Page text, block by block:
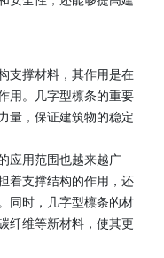
支撑材料，其作用是在
用。几字型檩条的重要
量，保证建筑物的稳定
应用范围也越来越广
着支撑结构的作用，还
同时，几字型檩条的材
纤维等新材料，使其更